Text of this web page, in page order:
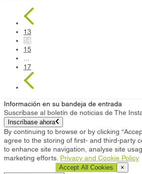
13
14
15
17
Información en su bandeja de entrada
Suscríbase al boletín de noticias de The
Inscríbase ahora
By continuing to browse or by clicking
agree to the storing of first- and third-party
to enhance site navigation, analyse site
marketing efforts. Privacy and Cookie Policy
Accept All Cookies ×